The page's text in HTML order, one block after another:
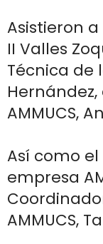
Asistieron
II Valles
Técnica de
AMMUCS,
Así como
empresa
AMMUCS,